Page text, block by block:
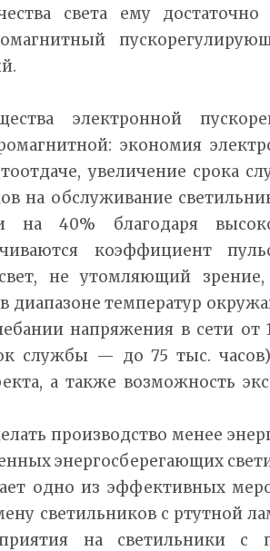
света ему
электронной
экономия
увеличение срока
на обслуживание
на 40% благодаря
коэффициент
не утомляющий зрение,
диапазоне температур
напряжения в сети от
службы — до 75 тыс. часов),
а также возможность
производство менее
энергосберегающих
одно из эффективных
светильников с ртутной
на светильники с